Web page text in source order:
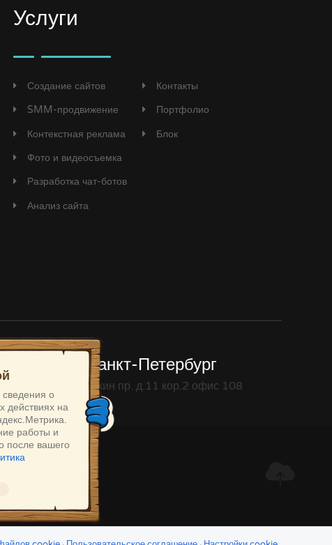
Услуги
Создание сайтов
SMM-продвижение
Контекстная реклама
Фото и видеосъемка
Разработка чат-ботов
Анализ сайта
Контакты
Портфолио
Блок
Санкт-Петербург
Уткин пр. д.11 кор.2 офис 108
о
действиях на
работы и
после вашего